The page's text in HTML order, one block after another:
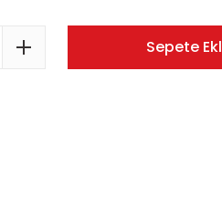
Sepete